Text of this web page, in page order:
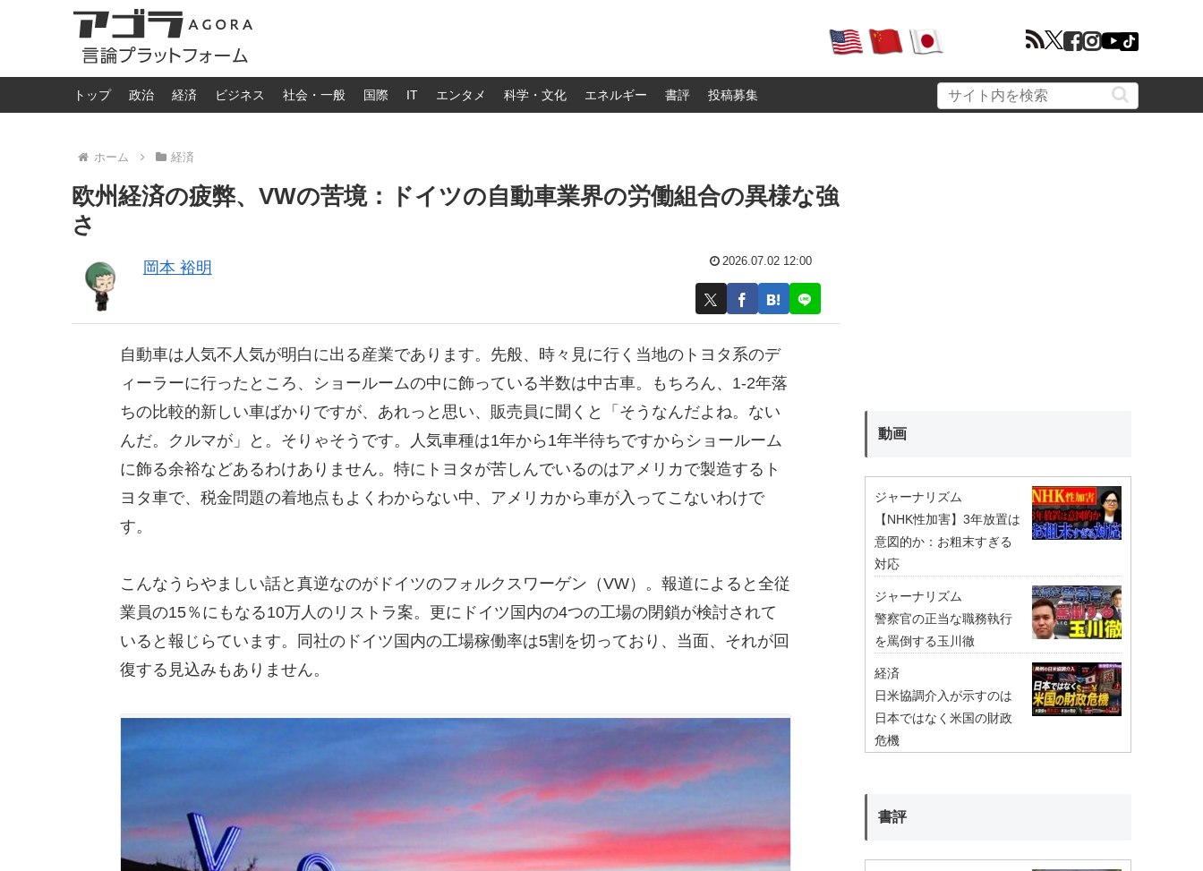
トップ 政治 経済 ビジネス 社会・一般 国際 IT エンタメ 科学・文化 エネルギー 書評 投稿募集
ホーム 経済
欧州経済の疲弊、VWの苦境：ドイツの自動車業界の労働組合の異様な強
さ
岡本 裕明 2026.07.02 12:00
自動車は人気不人気が明白に出る産業であります。先般、時々見に行く当地のトヨタ系のデ
ィーラーに行ったところ、ショールームの中に飾っている半数は中古車。もちろん、1-2年落
ちの比較的新しい車ばかりですが、あれっと思い、販売員に聞くと「そうなんだよね。ない
んだ。クルマが」と。そりゃそうです。人気車種は1年から1年半待ちですからショールーム
に飾る余裕などあるわけありません。特にトヨタが苦しんでいるのはアメリカで製造するト
ヨタ車で、税金問題の着地点もよくわからない中、アメリカから車が入ってこないわけで
す。
こんなうらやましい話と真逆なのがドイツのフォルクスワーゲン（VW）。報道によると全従
業員の15％にもなる10万人のリストラ案。更にドイツ国内の4つの工場の閉鎖が検討されて
いると報じらています。同社のドイツ国内の工場稼働率は5割を切っており、当面、それが回
復する見込みもありません。
動画
ジャーナリズム
【NHK性加害】3年放置は
意図的か：お粗末すぎる
対応
ジャーナリズム
警察官の正当な職務執行
を罵倒する玉川徹
経済
日米協調介入が示すのは
日本ではなく米国の財政
危機
書評